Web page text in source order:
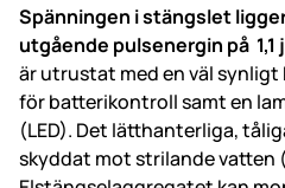
Spänningen i stängslet
utgående pulsenergin på 1,1
är utrustat med en väl
för batterikontroll samt en
(LED). Det lätthanterliga,
skyddat mot strilande vatten